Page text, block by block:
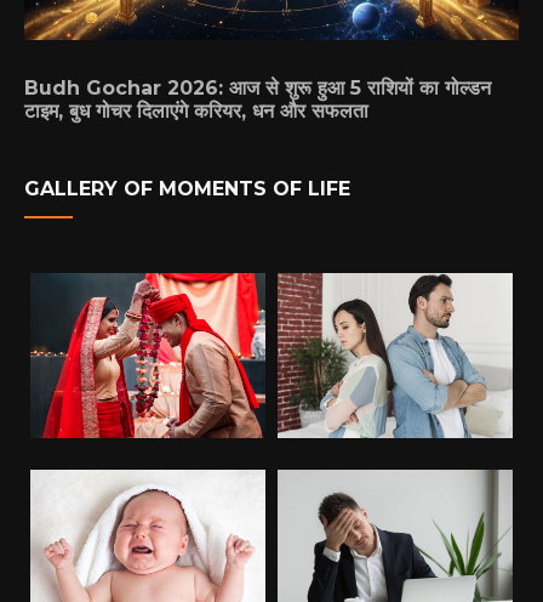
Budh Gochar 2026: आज से शुरू हुआ 5 राशियों का गोल्डन
टाइम, बुध गोचर दिलाएंगे करियर, धन और सफलता
GALLERY OF MOMENTS OF LIFE